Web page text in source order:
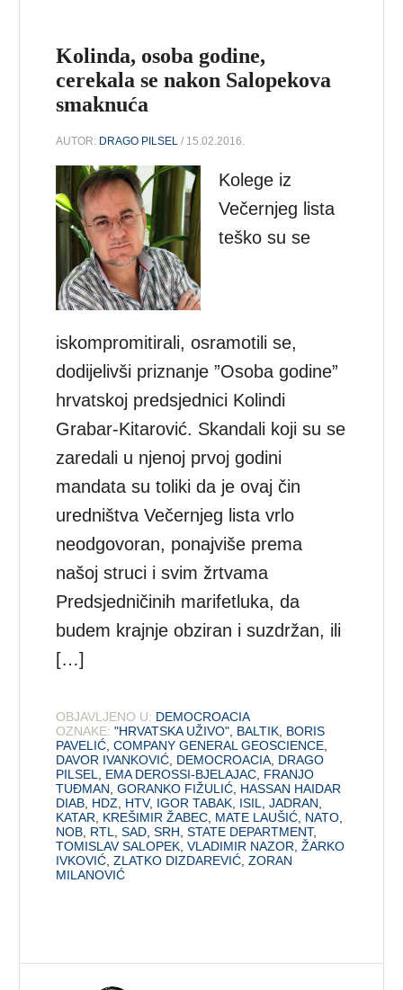
Kolinda, osoba godine,
cerekala se nakon Salopekova
smaknuća
AUTOR: DRAGO PILSEL / 15.02.2016.
Kolege iz
Večernjeg lista
teško su se
iskompromitirali, osramotili se,
dodijelivši priznanje ”Osoba godine”
hrvatskoj predsjednici Kolindi
Grabar-Kitarović. Skandali koji su se
zaredali u njenoj prvoj godini
mandata su toliki da je ovaj čin
uredništva Večernjeg lista vrlo
neodgovoran, ponajviše prema
našoj struci i svim žrtvama
Predsjedničinih marifetluka, da
budem krajnje obziran i suzdržan, ili
[…]
OBJAVLJENO U: DEMOCROACIA
OZNAKE: "HRVATSKA UŽIVO" BALTIK BORIS
PAVELIĆ ,COMPANY GENERAL GEOSCIENCE
DAVOR IVANKOVIĆ DEMOCROACIA DRAGO
PILSEL
EMA DEROSSI-BJELAJAC FRANJO
TUĐMAN ,GORANKO FIŽULIĆ HASSAN HAIDAR
DIAB HDZ HTV, IGOR TABAK ISIL ,JADRAN
KATAR
KREŠIMIR ŽABEC MATE LAUŠIĆ NATO
NOB RTL ,SAD ,SRH ,STATE DEPARTMENT,
TOMISLAV SALOPEK ,VLADIMIR NAZOR ,ŽARKO
IVKOVIĆ ,ZLATKO DIZDAREVIĆ ,ZORAN
MILANOVIĆ